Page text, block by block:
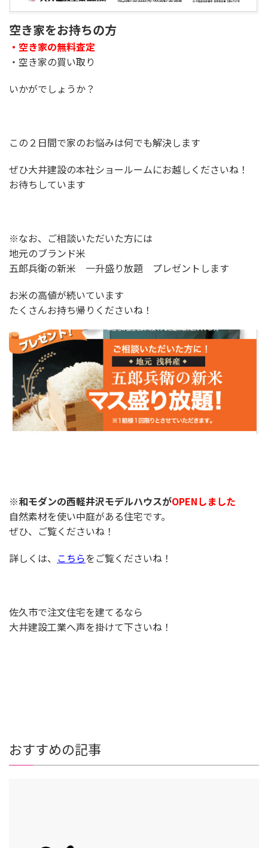
空き家をお持ちの方
・空き家の無料査定
・空き家の買い取り
いかがでしょうか？
この２日間で家のお悩みは何でも解決します
ぜひ大井建設の本社ショールームにお越しくださいね！
お待ちしています
※なお、ご相談いただいた方には
地元のブランド米
五郎兵衛の新米 一升盛り放題 プレゼントします
お米の高値が続いています
たくさんお持ち帰りくださいね！
※和モダンの西軽井沢モデルハウスがOPENしました
自然素材を使い中庭がある住宅です。
ぜひ、ご覧くださいね！
詳しくは、 こちらをご覧くださいね！
佐久市で注文住宅を建てるなら
大井建設工業へ声を掛けて下さいね！
おすすめの記事